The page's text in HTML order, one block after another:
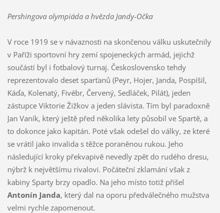
Pershingova olympiáda a hvězda Jandy-Očka
V roce 1919 se v návaznosti na skončenou válku uskutečnily
v Paříži sportovní hry zemí spojeneckých armád, jejichž
součástí byl i fotbalový turnaj. Československo tehdy
reprezentovalo deset sparťanů (Peyr, Hojer, Janda, Pospíšil,
Káďa, Kolenatý, Fivébr, Červený, Sedláček, Pilát), jeden
zástupce Viktorie Žižkov a jeden slávista. Tím byl paradoxně
Jan Vaník, který ještě před několika lety působil ve Spartě, a
to dokonce jako kapitán. Poté však odešel do války, ze které
se vrátil jako invalida s těžce poraněnou rukou. Jeho
následující kroky překvapivě nevedly zpět do rudého dresu,
nýbrž k největšímu rivalovi. Počáteční zklamání však z
kabiny Sparty brzy opadlo. Na jeho místo totiž přišel
Antonín Janda, který dal na oporu předválečného mužstva
velmi rychle zapomenout.